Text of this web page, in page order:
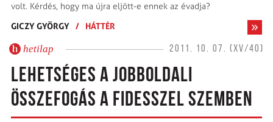
volt. Kérdés, hogy ma újra eljött-e ennek az évadja?
GICZY GYÖRGY / HÁTTÉR
hetilap 2011. 10. 07. (XV/40)
LEHETSÉGES A JOBBOLDALI
ÖSSZEFOGÁS A FIDESSZEL SZEMBEN